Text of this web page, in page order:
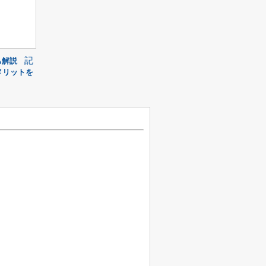
説
記
リットを